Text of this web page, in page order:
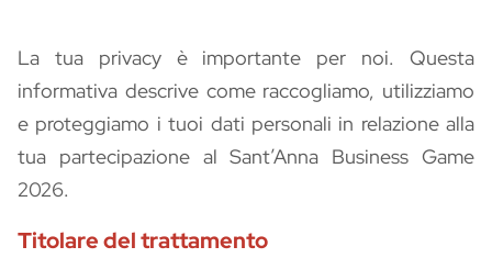
La tua privacy è importante per noi. Questa
informativa descrive come raccogliamo, utilizziamo
e proteggiamo i tuoi dati personali in relazione alla
tua partecipazione al Sant’Anna Business Game
2026.
Titolare del trattamento